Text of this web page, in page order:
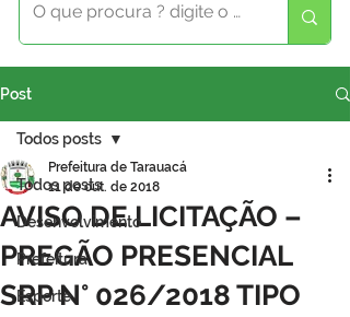
Post
Todos posts
Desenvolvimento
Prefeitura
Esporte
Todos posts
AVISO DE LICITAÇÃO –
PREGÃO PRESENCIAL
SRP N° 026/2018 TIPO
Prefeitura de Tarauacá
11 de out. de 2018